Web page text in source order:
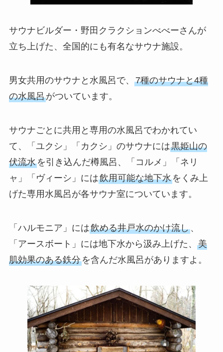
サウナビルダー・野田クラクションべべーさんが
立ち上げた、全国的にも有名なサウナ施設。
男女共用のサウナと水風呂で、 7種のサウナと4種
の水風呂がついています。
サウナごとに共用と専用の水風呂でわかれてい
て、「ユクシ」「カクシ」のサウナには黒姫山の
伏流水を引き込んだ樽風呂、「コルメ」「ネリ
ャ」「ヴィーシ」には飲用可能な地下水をくみ上
げた専用水風呂が各サウナ室についています。
「ハルモニア」には飲める井戸水のかけ流し、
「アースボート」には地下水から汲み上げた、 美
肌効果のある鉄分を含んだ水風呂がありますよ。